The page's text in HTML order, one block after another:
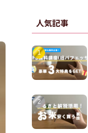
人気記事